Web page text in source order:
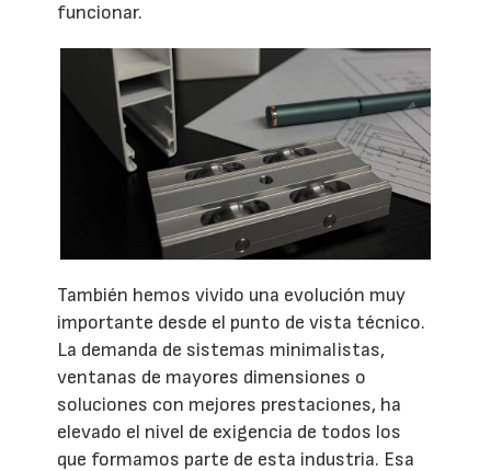
funcionar.
También hemos vivido una evolución muy
importante desde el punto de vista técnico.
La demanda de sistemas minimalistas,
ventanas de mayores dimensiones o
soluciones con mejores prestaciones, ha
elevado el nivel de exigencia de todos los
que formamos parte de esta industria. Esa